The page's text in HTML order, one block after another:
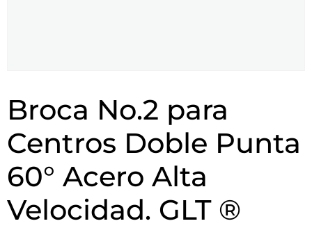
Broca No.2 para
Centros Doble Punta
60° Acero Alta
Velocidad. GLT ®